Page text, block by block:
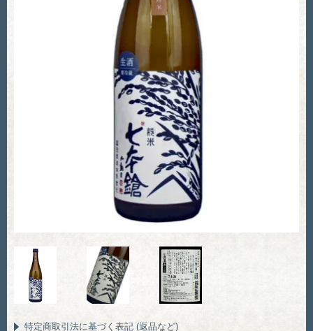
特定商取引法に基づく表記 (返品など)